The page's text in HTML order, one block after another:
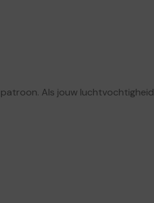
Als jouw luchtvochtigheid